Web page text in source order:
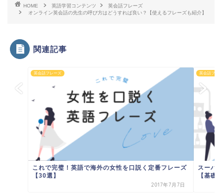
HOME 英語学習コンテンツ
英会話フレーズ
オンライン英会話の先生の呼び方はどうすれば良い？【使えるフレーズも紹介】
関連記事
英会話フレーズ
これで完璧！英語で海外の女性を口説く定番フレーズ
【30選】
2017年7月7日
英会話フレ
スーパ
【基礎